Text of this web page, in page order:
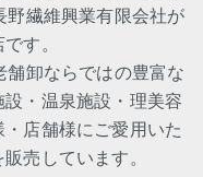
繊維興業有限会社が
す。
卸ならではの豊富な
・温泉施設・理美容
店舗様にご愛用いた
売しています。